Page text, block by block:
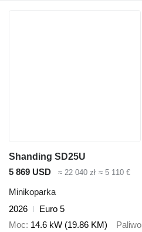
Shanding SD25U
5 869 USD
≈ 22 040 zł ≈ 5 110 €
Minikoparka
2026
Euro 5
Moc 14.6 kW (19.86 KM) Paliwo